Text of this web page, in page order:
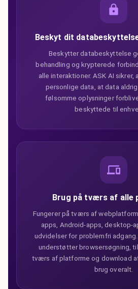
Beskyt dit
Beskytter databeskyttelse
behandling og krypterede
alle interaktioner. ASK AI sikrer,
personlige data, at data
følsomme oplysninger
beskyttede til
Brug på tværs af alle
Fungerer på tværs af
apps, Android-apps, desktop-
udvidelser for problemfri adgang.
understøtter browsersøgning,
tværs af platforme og download
brug overalt.